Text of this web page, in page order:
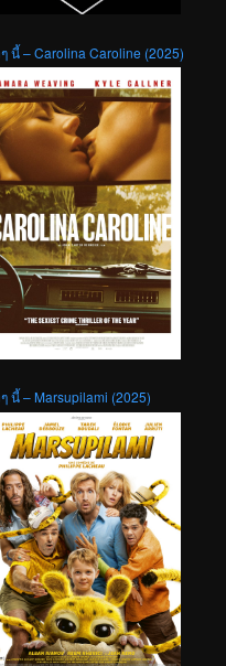
ๆ นี้ – Carolina Caroline (2025)
ๆ นี้ – Marsupilami (2025)